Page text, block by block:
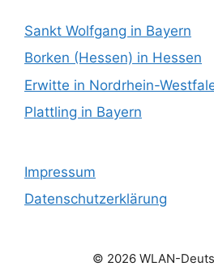
Sankt Wolfgang in Bayern
Borken (Hessen) in Hessen
Erwitte in Nordrhein-
Plattling in Bayern
Impressum
Datenschutzerklärung
© 2026 WLAN-